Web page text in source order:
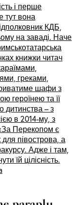
і перше
тут вона
КДБ,
на заваді. Наче
книжки читач
греками,
шафи з
героїнею та її
дитинства – з
в 2014-му, з
Перекопом є
півострова, а
Адже і там,
їй цілісність.